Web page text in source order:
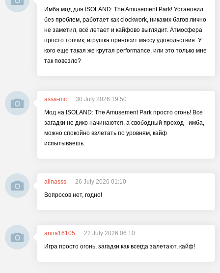
Имба мод для ISOLAND: The Amusement Park! Установил
без проблем, работает как clockwork, никаких багов лично
не заметил, всё летает и кайфово выглядит. Атмосфера
просто топчик, игрушка приносит массу удовольствия. У
кого еще такая же крутая performance, или это только мне
так повезло?
assa-mc
30 July 2026 19:50
Мод на ISOLAND: The Amusement Park просто огонь! Все
загадки не дико начинаются, а свободный проход - имба,
можно спокойно взлетать по уровням, кайф
испытываешь.
alinasss
26 July 2026 01:10
Вопросов нет, годно!
anna16105
22 July 2026 06:10
Игра просто огонь, загадки как всегда залетают, кайф!